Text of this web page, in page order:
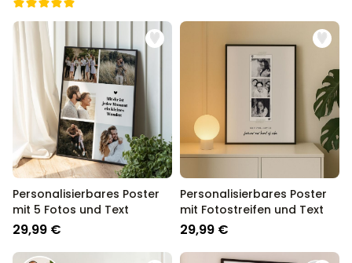
Personalisierbares Poster
mit 5 Fotos und Text
29,99 €
Personalisierbares Poster
mit Fotostreifen und Text
29,99 €